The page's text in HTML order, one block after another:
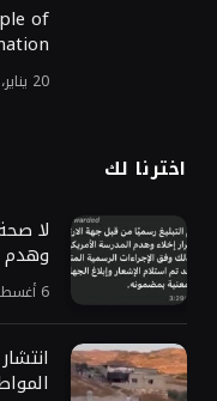
of
20 يناير، 2024
اخترنا لك
لا
وهدم
6 أغسطس، 2026